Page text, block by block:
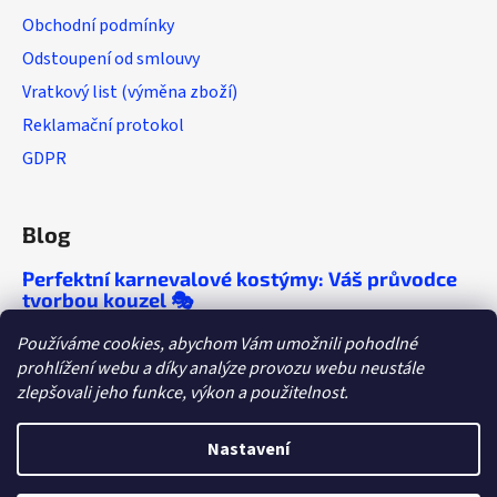
Používáme cookies, abychom Vám umožnili pohodlné
prohlížení webu a díky analýze provozu webu neustále
zlepšovali jeho funkce, výkon a použitelnost.
Nastavení
Obchodní podmínky
Odstoupení od smlouvy
Vratkový list (výměna zboží)
Reklamační protokol
GDPR
Blog
Perfektní karnevalové kostýmy: Váš průvodce
tvorbou kouzel 🎭
🎭 Chcete, aby se o vaší párty mluvilo ještě
roky? Objevte tipy, které vám zaručí
nezapomenutelný večírek!
Dětské tábory a letní párty: Kostýmy, které
letos ovládnou dětskou fantazii